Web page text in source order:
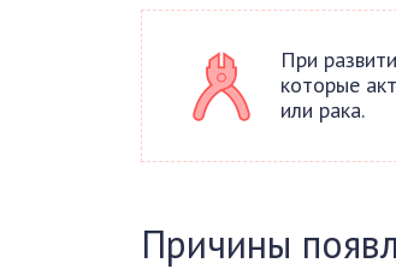
При
которые
или рака.
Причины